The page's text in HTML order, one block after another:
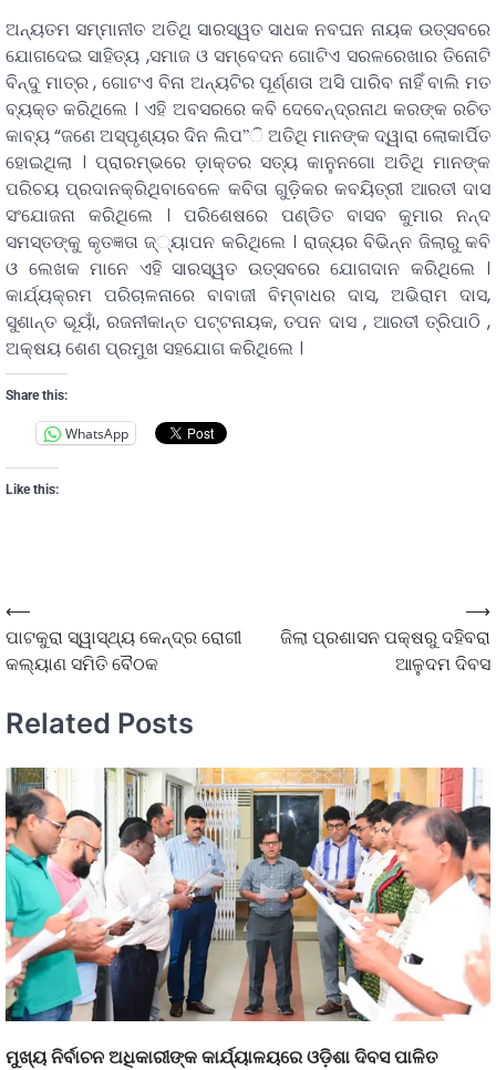
ଅନ୍ୟତମ ସମ୍ମାନୀତ ଅତିଥି ସାରସ୍ୱତ ସାଧକ ନବଘନ ନାୟକ ଉତ୍ସବରେ
ଯୋଗଦେଇ ସାହିତ୍ୟ ,ସମାଜ ଓ ସମ୍ବେଦନ ଗୋଟିଏ ସରଳରେଖାର ତିନୋଟି
ବିନ୍ଦୁ ମାତ୍ର , ଗୋଟଏ ବିନା ଅନ୍ୟଟିର ପୂର୍ଣ୍ଣତା ଅସି ପାରିବ ନାହିଁ ବାଲି ମତ
ବ୍ୟକ୍ତ କରିଥିଲେ । ଏହି ଅବସରରେ କବି ଦେବେନ୍ଦ୍ରନାଥ କରଙ୍କ ରଚିତ
କାବ୍ୟ “ଜଣେ ଅସ୍ପୃଶ୍ୟର ଦିନ ଲିପ”ି ଅତିଥି ମାନଙ୍କ ଦ୍ୱାରା ଲୋକାର୍ପିତ
ହୋଇଥିଲା । ପ୍ରାରମ୍ଭରେ ଡ଼ାକ୍ତର ସତ୍ୟ କାନୁନଗୋ ଅତିଥି ମାନଙ୍କ
ପରିଚୟ ପ୍ରଦାନକ୍ରିଥିବାବେଳେ କବିତା ଗୁଡ଼ିକର କବୟିତ୍ରୀ ଆରତୀ ଦାସ
ସଂଯୋଜନା କରିଥିଲେ । ପରିଶେଷରେ ପଣ୍ଡିତ ବାସବ କୁମାର ନନ୍ଦ
ସମସ୍ତଙ୍କୁ କୃତଜ୍ଞତା ଜ୍୍ୟାପନ କରିଥିଲେ । ରାଜ୍ୟର ବିଭିନ୍ନ ଜିଲାରୁ କବି
ଓ ଲେଖକ ମାନେ ଏହି ସାରସ୍ୱତ ଉତ୍ସବରେ ଯୋଗଦାନ କରିଥିଲେ ।
କାର୍ଯ୍ୟକ୍ରମ ପରିଚାଳନାରେ ବାବାଜୀ ବିମ୍ବାଧର ଦାସ, ଅଭିରାମ ଦାସ,
ସୁଶାନ୍ତ ଭୂୟାଁ, ରଜନୀକାନ୍ତ ପଟ୍ଟନାୟକ, ତପନ ଦାସ , ଆରତୀ ତ୍ରିପାଠି ,
ଅକ୍ଷୟ ଶେଣ ପ୍ରମୁଖ ସହଯୋଗ କରିଥିଲେ ।
Share this:
WhatsApp
Like this:
⟵
ପାଟକୁରା ସ୍ୱାସ୍ଥ୍ୟ କେନ୍ଦ୍ର ରୋଗୀ
କଲ୍ୟାଣ ସମିତି ବୈଠକ
ଜିଲା ପ୍ରଶାସନ ପକ୍ଷରୁ ଦହିବରା
ଆଳୁଦମ ଦିବସ
⟶
Related Posts
ମୁଖ୍ୟ ନିର୍ବାଚନ ଅଧିକାରୀଙ୍କ କାର୍ଯ୍ୟାଳୟରେ ଓଡ଼ିଶା ଦିବସ ପାଳିତ